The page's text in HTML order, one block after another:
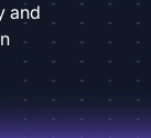
and